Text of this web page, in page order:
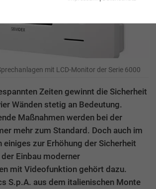
mit LCD-Monitor der Serie 6000
Zeiten gewinnt die Sicherheit
Wänden stetig an Bedeutung.
Maßnahmen werden bei der
mehr zum Standard. Doch auch im
einiges zur Erhöhung der Sicherheit
Einbau moderner
mit Videofunktion gehört dazu.
S.p.A. aus dem italienischen Monte